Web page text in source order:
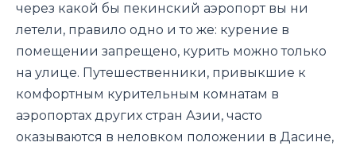
через какой бы пекинский аэропорт вы ни
летели, правило одно и то же: курение в
помещении запрещено, курить можно только
на улице. Путешественники, привыкшие к
комфортным курительным комнатам в
аэропортах других стран Азии, часто
оказываются в неловком положении в Дасине,